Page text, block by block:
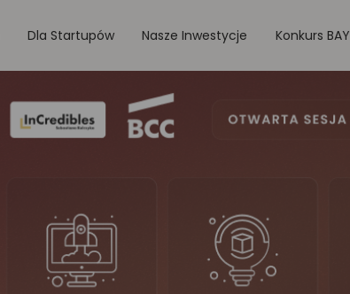
Dla Startupów Nasze Inwestycje Konkurs BAY